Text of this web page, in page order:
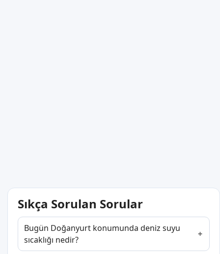
Sıkça Sorulan Sorular
Bugün Doğanyurt konumunda deniz suyu
sıcaklığı nedir?